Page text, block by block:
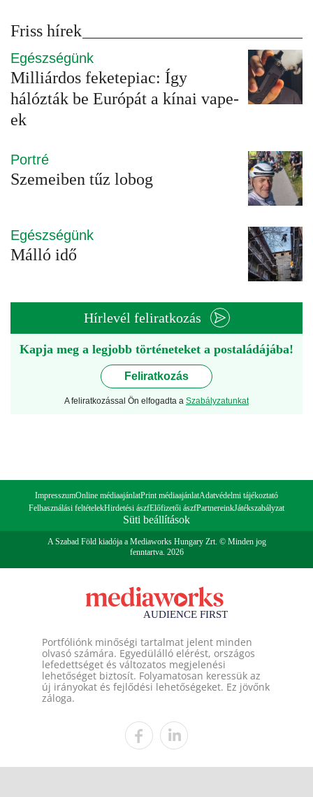
Friss hírek
Egészségünk
Milliárdos feketepiac: Így
hálózták be Európát a kínai vape-
ek
Portré
Szemeiben tűz lobog
Egészségünk
Málló idő
Hírlevél feliratkozás
Kapja meg a legjobb történeteket a postaládájába!
Feliratkozás
A feliratkozással Ön elfogadta a Szabályzatunkat
ImpresszumOnline médiaajánlatPrint médiaajánlatAdatvédelmi tájékoztató
Felhasználási feltételekHirdetési ászfElőfizetői ászfPartnereinkJátékszabályzat
Süti beállítások
A Szabad Föld kiadója a Mediaworks Hungary Zrt. © Minden jog
fenntartva. 2026
Portfóliónk minőségi tartalmat jelent minden
olvasó számára. Egyedülálló elérést, országos
lefedettséget és változatos megjelenési
lehetőséget biztosít. Folyamatosan keressük az
új irányokat és fejlődési lehetőségeket. Ez jövőnk
záloga.